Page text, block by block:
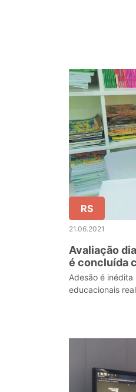
RS
21.06.2021
Avaliação
é concluída
Adesão é
educacionais